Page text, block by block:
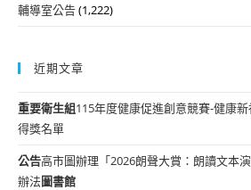
輔導室公告(1,222)
近期文章
重要衛生組115年度健康促進創意競賽-健康
得獎名單
公告高市圖辦理「2026朗聲大賞：朗讀文本
辦法圖書館